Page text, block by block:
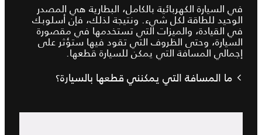
في السيارة الكهربائية بالكامل، البطارية هي المصدر
الوحيد للطاقة لكل شيء. ونتيجة لذلك، فإن أسلوبك
في القيادة، والميزات التي تستخدمها في مقصورة
السيارة، وحتى الظروف التي تقود فيها ستؤثر على
إجمالي المسافة التي يمكن للسيارة قطعها.
ما المسافة التي يمكنني قطعها بالسيارة؟